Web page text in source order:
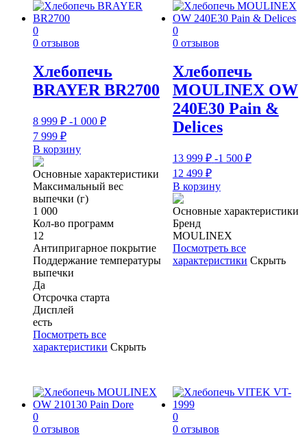
0
0 отзывов
Хлебопечь
BRAYER BR2700
8 999 ₽ -1 000 ₽
7 999 ₽
В корзину
Основные характеристики
Максимальный вес
выпечки (г)
1 000
Кол-во программ
12
Антипригарное покрытие
Поддержание температуры
выпечки
Да
Отсрочка старта
Дисплей
есть
Посмотреть все
характеристики Скрыть
0
0 отзывов
Хлебопечь
MOULINEX OW
240E30 Pain &
Delices
13 999 ₽ -1 500 ₽
12 499 ₽
В корзину
Основные характеристики
Бренд
MOULINEX
Посмотреть все
характеристики Скрыть
0
0 отзывов
0
0 отзывов